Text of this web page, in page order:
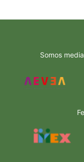
Somos media